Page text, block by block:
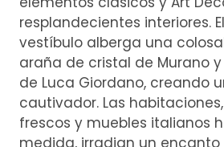
resplandecientes interiores.
vestíbulo alberga una
araña de cristal de Murano
de Luca Giordano, creando
cautivador. Las
frescos y muebles italianos